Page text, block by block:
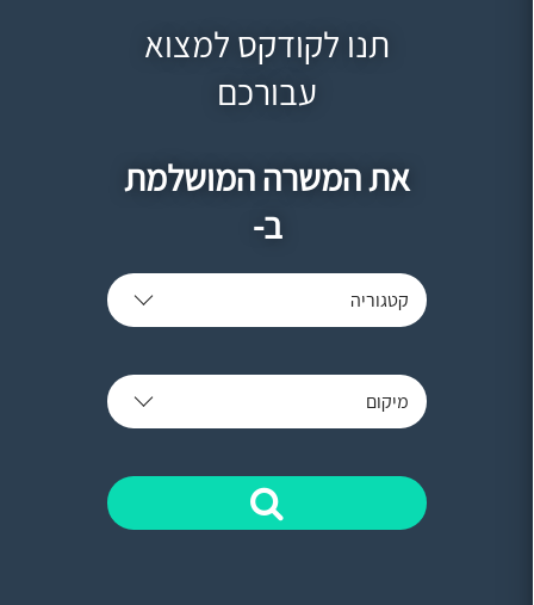
תנו לקודקס למצוא
עבורכם
את המשרה המושלמת
ב-
קטגוריה
מיקום